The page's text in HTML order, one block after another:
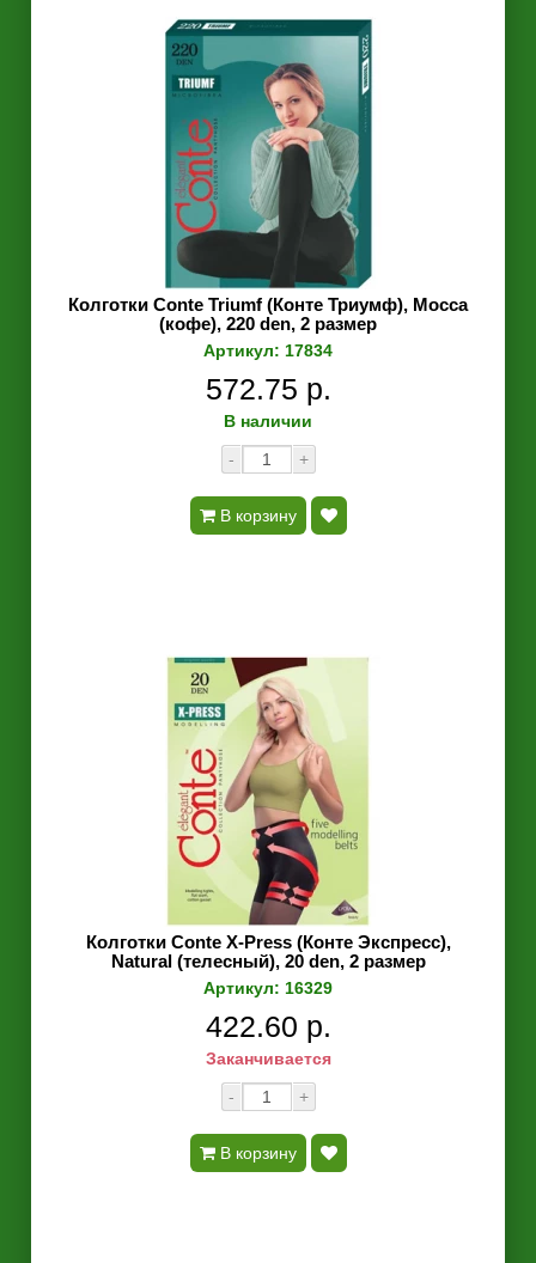
Колготки Conte Triumf (Конте Триумф), Mocca
(кофе), 220 den, 2 размер
Артикул: 17834
572.75 р.
В наличии
-
+
В корзину
Колготки Conte X-Press (Конте Экспресс),
Natural (телесный), 20 den, 2 размер
Артикул: 16329
422.60 р.
Заканчивается
-
+
В корзину